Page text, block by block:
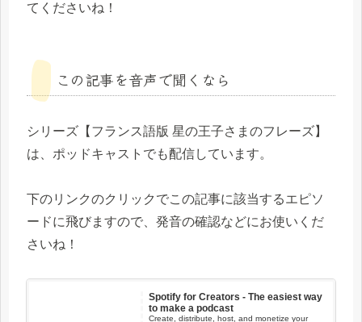
てくださいね！
この記事を音声で聞くなら
シリーズ【フランス語版 星の王子さまのフレーズ】
は、ポッドキャストでも配信しています。
下のリンクのクリックでこの記事に該当するエピソ
ードに飛びますので、発音の確認などにお使いくだ
さいね！
Spotify for Creators - The easiest way
to make a podcast
Create, distribute, host, and monetize your